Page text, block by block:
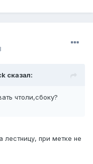
сказал:
чтоли,сбоку?
лестницу, при метке не